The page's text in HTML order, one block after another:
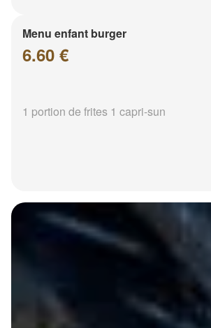
Menu enfant burger
6.60 €
1 portion de frites 1 capri-sun